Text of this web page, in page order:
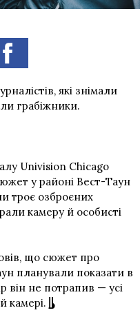
які знімали
грабіжники.
Univision Chicago
у районі Вест-Таун
троє озброєних
камеру й особисті
що сюжет про
планували показати в
він не потрапив — усі
камері.